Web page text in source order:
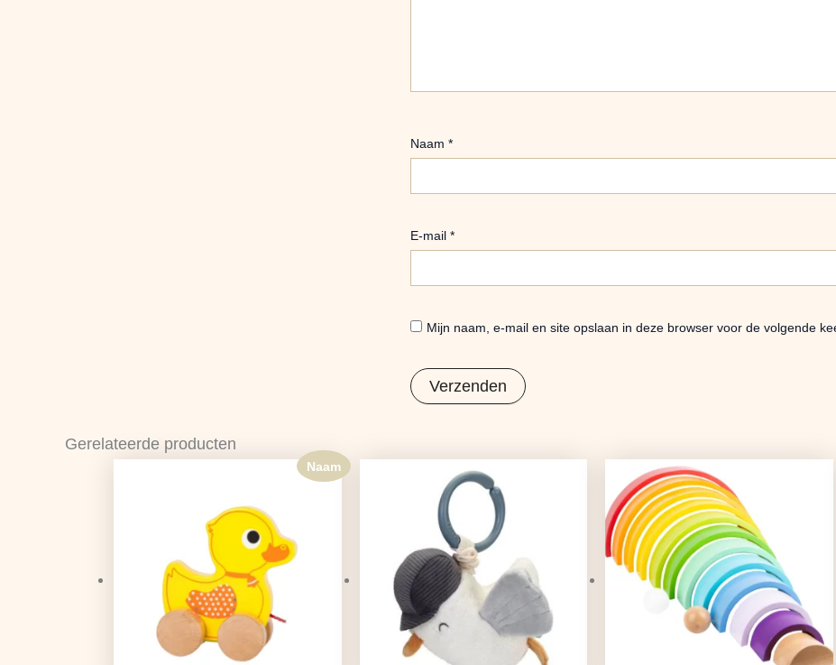
Naam *
E-mail *
Mijn naam, e-mail en site opslaan in deze browser voor de volgende
Gerelateerde producten
Naam
Oorspronkelijke
€9,99.
Huidige
prijs
is:
€7,89.